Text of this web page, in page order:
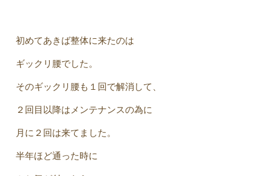
初めてあきば整体に来たのは
ギックリ腰でした。
そのギックリ腰も１回で解消して、
２回目以降はメンテナンスの為に
月に２回は来てました。
半年ほど通った時に